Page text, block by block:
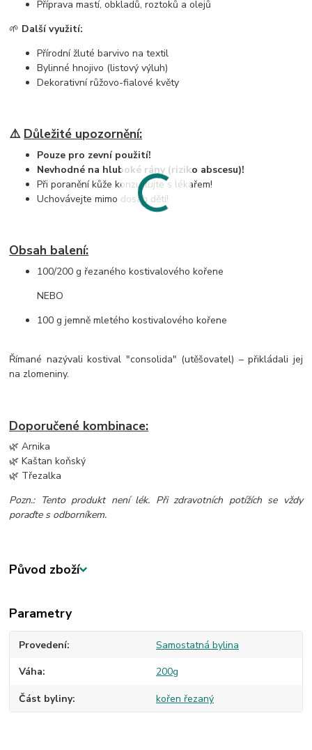
Příprava mastí, obkladů, roztoků a olejů
🌱 Další využití:
Přírodní žluté barvivo na textil
Bylinné hnojivo (listový výluh)
Dekorativní růžovo-fialové květy
⚠️ Důležité upozornění:
Pouze pro zevní použití!
Nevhodné na hluboké rány (riziko abscesu)!
Při poranění kůže konzultujte s lékařem!
Uchovávejte mimo dosah dětí!
Obsah balení:
100/200 g řezaného kostivalového kořene
NEBO
100 g jemně mletého kostivalového kořene
Římané nazývali kostival "consolida" (utěšovatel) – přikládali jej
na zlomeniny.
Doporučené kombinace:
🌿 Arnika
🌿 Kaštan koňský
🌿 Třezalka
Pozn.: Tento produkt není lék. Při zdravotních potížích se vždy
poraďte s odborníkem.
Původ zboží
Parametry
Provedení Samostatná bylina
Váha 200g
Část byliny kořen řezaný